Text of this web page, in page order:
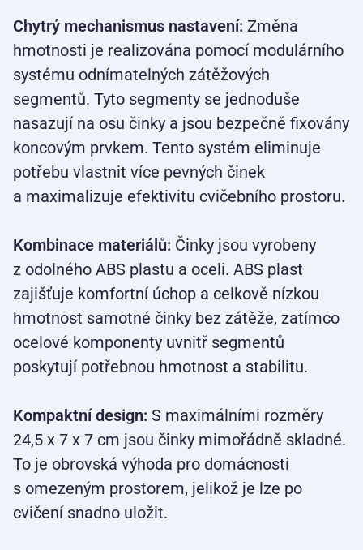
Chytrý mechanismus nastavení: Změna
hmotnosti je realizována pomocí modulárního
systému odnímatelných zátěžových
segmentů. Tyto segmenty se jednoduše
nasazují na osu činky a jsou bezpečně fixovány
koncovým prvkem. Tento systém eliminuje
potřebu vlastnit více pevných činek
a maximalizuje efektivitu cvičebního prostoru.
Kombinace materiálů: Činky jsou vyrobeny
z odolného ABS plastu a oceli. ABS plast
zajišťuje komfortní úchop a celkově nízkou
hmotnost samotné činky bez zátěže, zatímco
ocelové komponenty uvnitř segmentů
poskytují potřebnou hmotnost a stabilitu.
Kompaktní design: S maximálními rozměry
24,5 x 7 x 7 cm jsou činky mimořádně skladné.
To je obrovská výhoda pro domácnosti
s omezeným prostorem, jelikož je lze po
cvičení snadno uložit.